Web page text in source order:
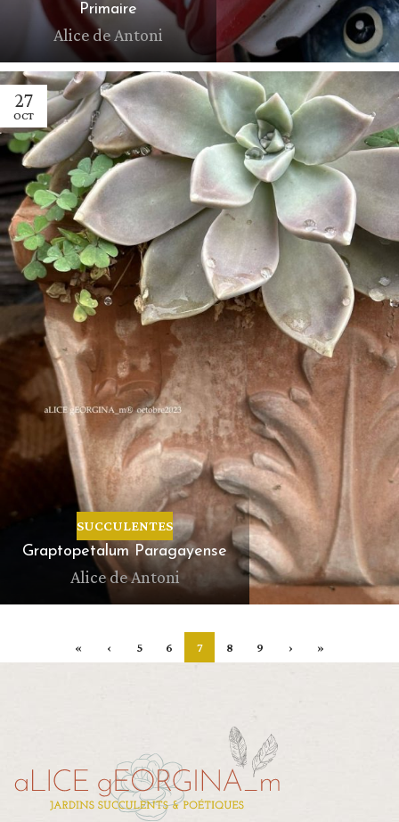
Primaire
Alice de Antoni
27
OCT
SUCCULENTES
Graptopetalum Paragayense
Alice de Antoni
« ‹ 5 6 7 8 9 › »